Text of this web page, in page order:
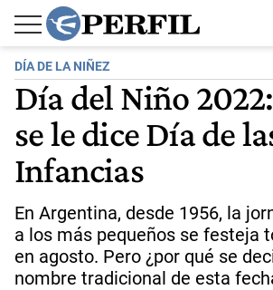
DÍA DE LA NIÑEZ
Día del Niño
se le dice Día de
Infancias
En Argentina, desde 1956, la
a los más pequeños se festeja
en agosto. Pero ¿por qué se
nombre tradicional de esta